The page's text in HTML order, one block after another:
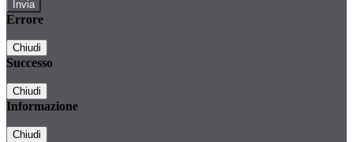
Errore
Chiudi
Successo
Chiudi
Informazione
Chiudi